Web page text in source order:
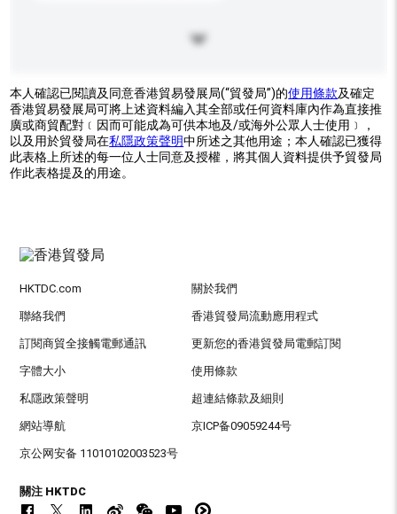
本人確認已閱讀及同意香港貿易發展局(“貿發局”)的使用條款及確定
香港貿易發展局可將上述資料編入其全部或任何資料庫內作為直接推
廣或商貿配對﹝因而可能成為可供本地及/或海外公眾人士使用﹞，
以及用於貿發局在私隱政策聲明中所述之其他用途；本人確認已獲得
此表格上所述的每一位人士同意及授權，將其個人資料提供予貿發局
作此表格提及的用途。
HKTDC.com 關於我們
聯絡我們 香港貿發局流動應用程式
訂閱商貿全接觸電郵通訊 更新您的香港貿發局電郵訂閱
字體大小 使用條款
私隱政策聲明 超連結條款及細則
網站導航 京ICP备09059244号
京公网安备 11010102003523号
關注 HKTDC